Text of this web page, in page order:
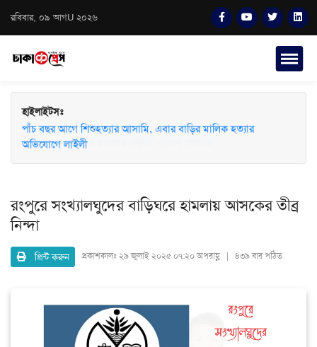
রবিবার, ০৯ আগU ২০২৬
হাইলাইটসঃ
পাঁচ বছর আগে শিশুহত্যার আসামি, এবার বাড়ির মালিক হত্যার
অভিযোগে লাইলী
রংপুরে সংখ্যালঘুদের বাড়িঘরে হামলায় আসকের তীব্র
নিন্দা
প্রিন্ট করুন প্রকাশকালঃ ২৯ জুলাই ২০২৫ ০৭:২০ অপরাহ্ণ | ৪৩৯ বার পঠিত